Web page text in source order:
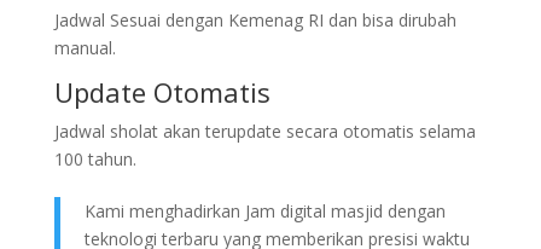
Jadwal Sesuai dengan Kemenag RI dan bisa dirubah
manual.
Update Otomatis
Jadwal sholat akan terupdate secara otomatis selama
100 tahun.
Kami menghadirkan Jam digital masjid dengan
teknologi terbaru yang memberikan presisi waktu